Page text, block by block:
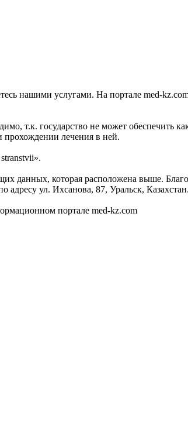
нашими услугами. На портале med-
т.к. государство не может обеспечить
прохождении лечения в ней.
данных, которая расположена выше.
адресу ул. Ихсанова, 87, Уральск, Казахстан.
портале med-kz.com